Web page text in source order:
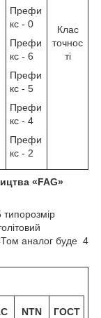
Префи
кс - 0
Префи
кс - 6
Префи
кс - 5
Префи
кс - 4
Префи
кс - 2
Клас
точнос
ті
«FAG»
аналог буде 4
NTN ГОСТ